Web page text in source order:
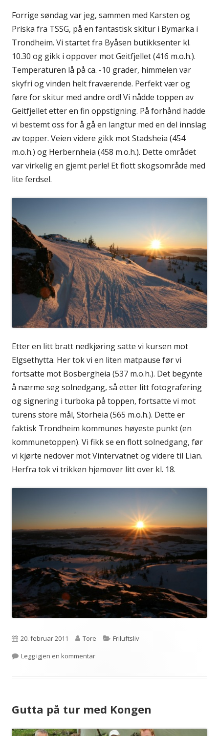
Forrige søndag var jeg, sammen med Karsten og
Priska fra TSSG, på en fantastisk skitur i Bymarka i
Trondheim. Vi startet fra Byåsen butikksenter kl.
10.30 og gikk i oppover mot Geitfjellet (416 m.o.h.).
Temperaturen lå på ca. -10 grader, himmelen var
skyfri og vinden helt fraværende. Perfekt vær og
føre for skitur med andre ord! Vi nådde toppen av
Geitfjellet etter en fin oppstigning. På forhånd hadde
vi bestemt oss for å gå en langtur med en del innslag
av topper. Veien videre gikk mot Stadsheia (454
m.o.h.) og Herbernheia (458 m.o.h.). Dette området
var virkelig en gjemt perle! Et flott skogsområde med
lite ferdsel.
Etter en litt bratt nedkjøring satte vi kursen mot
Elgsethytta. Her tok vi en liten matpause før vi
fortsatte mot Bosbergheia (537 m.o.h.). Det begynte
å nærme seg solnedgang, så etter litt fotografering
og signering i turboka på toppen, fortsatte vi mot
turens store mål, Storheia (565 m.o.h.). Dette er
faktisk Trondheim kommunes høyeste punkt (en
kommunetoppen). Vi fikk se en flott solnedgang, før
vi kjørte nedover mot Vintervatnet og videre til Lian.
Herfra tok vi trikken hjemover litt over kl. 18.
Publisert
20. februar 2011 Forfatter
Tore Kategorier
Friluftsliv
Legg igjen en kommentartil Topper i Bymarka
Gutta på tur med Kongen